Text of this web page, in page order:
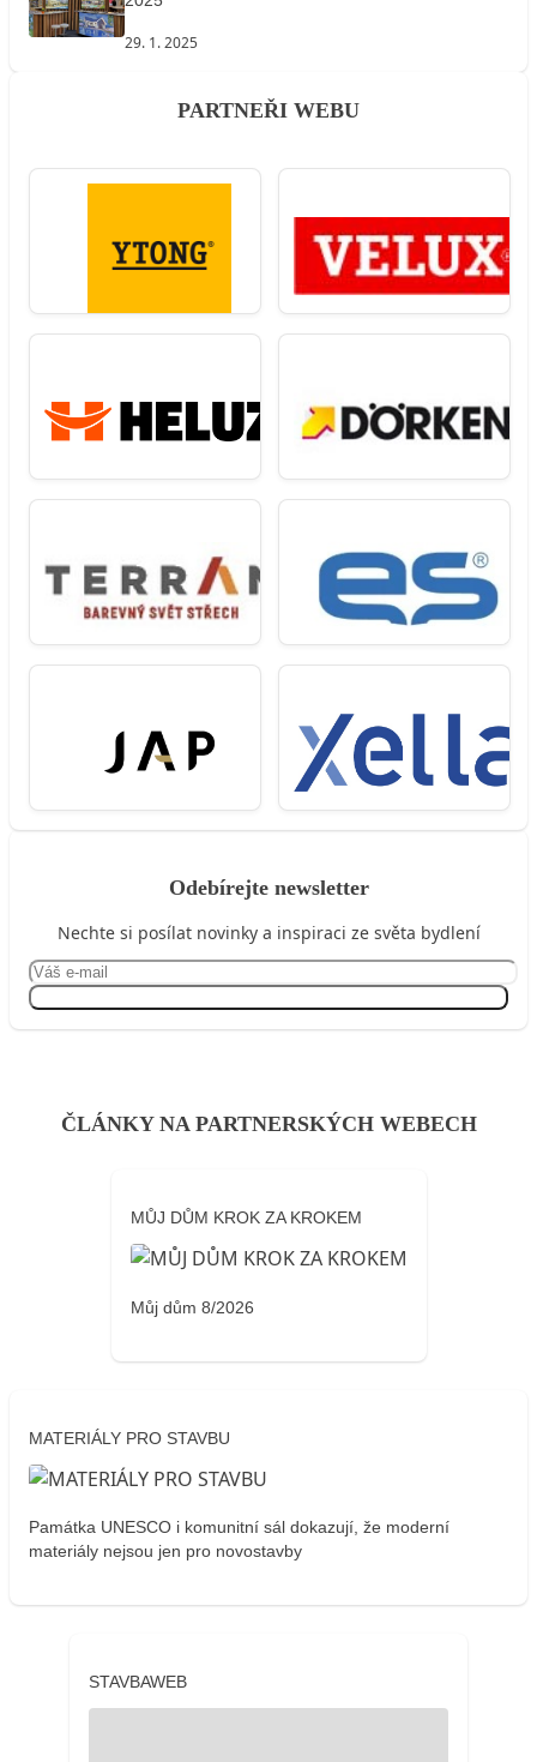
29. 1. 2025
PARTNEŘI WEBU
Odebírejte newsletter
Nechte si posílat novinky a inspiraci ze světa bydlení
ČLÁNKY NA PARTNERSKÝCH WEBECH
MŮJ DŮM KROK ZA KROKEM
Můj dům 8/2026
MATERIÁLY PRO STAVBU
Památka UNESCO i komunitní sál dokazují, že moderní
materiály nejsou jen pro novostavby
STAVBAWEB